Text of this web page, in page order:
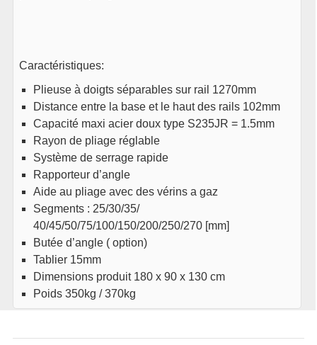
Caractéristiques:
Plieuse à doigts séparables sur rail 1270mm
Distance entre la base et le haut des rails 102mm
Capacité maxi acier doux type S235JR = 1.5mm
Rayon de pliage réglable
Système de serrage rapide
Rapporteur d’angle
Aide au pliage avec des vérins a gaz
Segments : 25/30/35/
40/45/50/75/100/150/200/250/270 [mm]
Butée d’angle ( option)
Tablier 15mm
Dimensions produit 180 x 90 x 130 cm
Poids 350kg / 370kg